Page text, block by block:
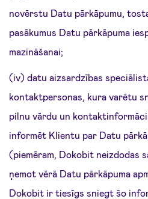
novērstu Datu pārkāpumu,
pasākumus Datu pārkāpuma
mazināšanai;
(iv) datu aizsardzības
kontaktpersonas, kura varētu
pilnu vārdu un
informēt Klientu par Datu
(piemēram, Dokobit neizdodas
ņemot vērā Datu pārkāpuma
Dokobit ir tiesīgs sniegt šo